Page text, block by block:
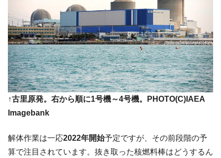
す」⇒「金を経由するドル入手」手段ではないのか？
『Money1』
韓国･外為取引量「1日当たり1,214.4億ド
ル」まで拡大 ⇒ 海外資金の動きに強く左右される状態
『Money1』
韓国･帰ってきた李在明。李在明を支持しな
い「50.5％」に上昇
『Money1』
韓国大統領府ボンクラ政策室長が告発され
た ⇒ 国家が行った恐るべき株価操作であり、空前の国政壟
断
『Money1』
『Money1』
中国だけが鉄鋼輸出を異常増加させる ⇒ 中
国の過剰生産が世界を蝕む。
↑古里原発。右から順に1号機～4号機。PHOTO(C)IAEA
Imagebank
解体作業は一応2022年開始予定ですが、その前段階の予
算で注目されています。抜き取った核燃料棒はどうするん